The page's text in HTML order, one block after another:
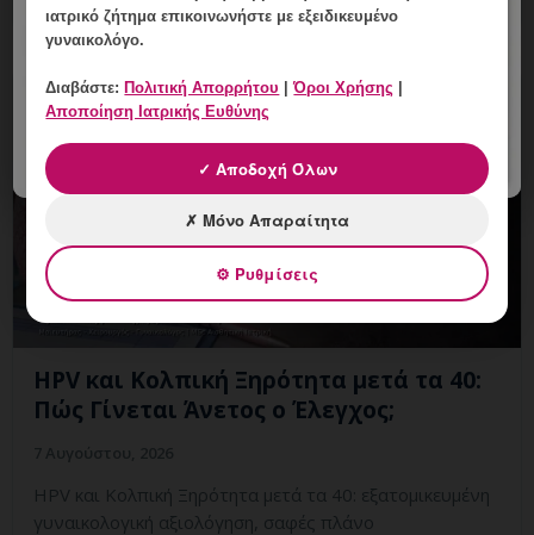
HPV και Κολπική Ξηρότητα μετά τα 40:
Πώς Γίνεται Άνετος ο Έλεγχος;
HPV και Κολπική Ξηρότητα μετά τα 40: εξατομικευμένη
γυναικολογική αξιολόγηση, σαφές πλάνο
ιατρικό ζήτημα επικοινωνήστε με εξειδικευμένο
γυναικολόγο.
Διαβάστε:Πολιτική Απορρήτου |Όροι Χρήσης |
Αποποίηση Ιατρικής Ευθύνης
✓ Αποδοχή Όλων
✗ Μόνο Απαραίτητα
⚙ Ρυθμίσεις